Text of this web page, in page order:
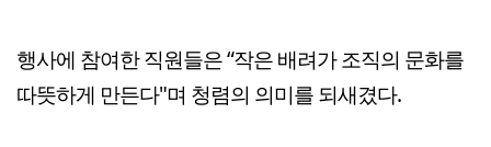
행사에 참여한 직원들은 “작은 배려가 조직의 문화를
따뜻하게 만든다"며 청렴의 의미를 되새겼다.